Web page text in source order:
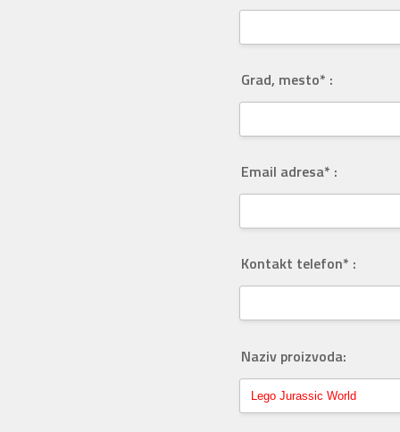
Grad, mesto* :
Email adresa* :
Kontakt telefon* :
Naziv proizvoda: